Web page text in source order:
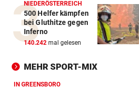
NIEDERÖSTERREICH
500 Helfer kämpfen
bei Gluthitze gegen
Inferno
140.242 mal gelesen
MEHR SPORT-MIX
IN GREENSBORO